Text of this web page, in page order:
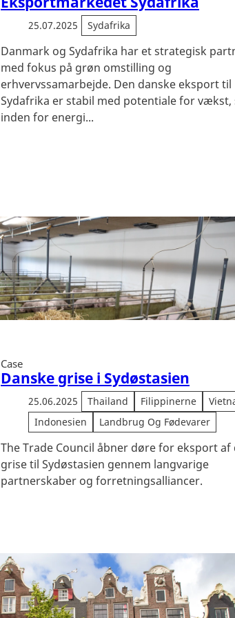
25.07.2025 Sydafrika
Danmark og Sydafrika har et strategisk
med fokus på grøn omstilling og
erhvervssamarbejde. Den danske eksport til
Sydafrika er stabil med potentiale for
inden for energi...
Case
Danske grise i Sydøstasien
25.06.2025 Thailand Filippinerne
Indonesien
Landbrug Og Fødevarer
The Trade Council åbner døre for eksport af
grise til Sydøstasien gennem langvarige
partnerskaber og forretningsalliancer.